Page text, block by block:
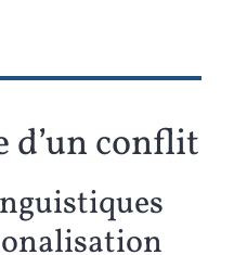
d’un conflit